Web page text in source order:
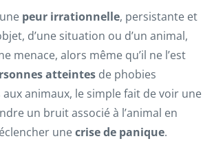
peur irrationnelle, persistante et
d’une situation ou d’un animal,
menace, alors même qu’il ne l’est
atteintes de phobies
aux animaux, le simple fait de voir une
un bruit associé à l’animal en
unecrise de panique.